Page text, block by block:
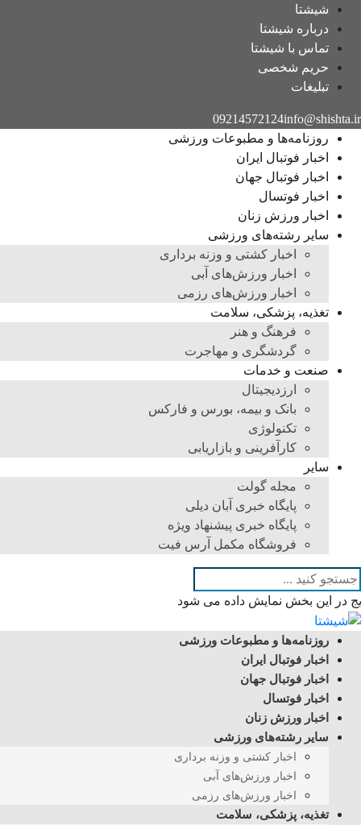
شیشتا
درباره شیشتا
تماس با شیشتا
حریم شخصی
تبلیغات
09214572124info@shishta.ir
روزنامه‌ها و مطبوعات ورزشی
اخبار فوتبال ایران
اخبار فوتبال جهان
اخبار فوتسال
اخبار ورزش زنان
سایر رشته‌های ورزشی
اخبار کشتی و وزنه برداری
اخبار ورزش‌های آبی
اخبار ورزش‌های رزمی
تغذیه، پزشکی، سلامت
فرهنگ و هنر
گردشگری و مهاجرت
صنعت و خدمات
ارزدیجیتال
بانک و بیمه، بورس و فارکس
تکنولوژی
کارآفرینی و بازاریابی
سایر
مجله گولت
پایگاه خبری آبان دیلی
پایگاه خبری پیشنهاد ویژه
فروشگاه مکمل آرس فیت
در این بخش نمایش داده می شود
روزنامه‌ها و مطبوعات ورزشی
اخبار فوتبال ایران
اخبار فوتبال جهان
اخبار فوتسال
اخبار ورزش زنان
سایر رشته‌های ورزشی
اخبار کشتی و وزنه برداری
اخبار ورزش‌های آبی
اخبار ورزش‌های رزمی
تغذیه، پزشکی، سلامت